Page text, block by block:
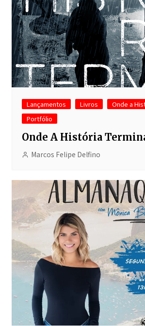
Lançamentos Livros
Onde a
Portfólio
Onde A História
Marcos Felipe Delfino